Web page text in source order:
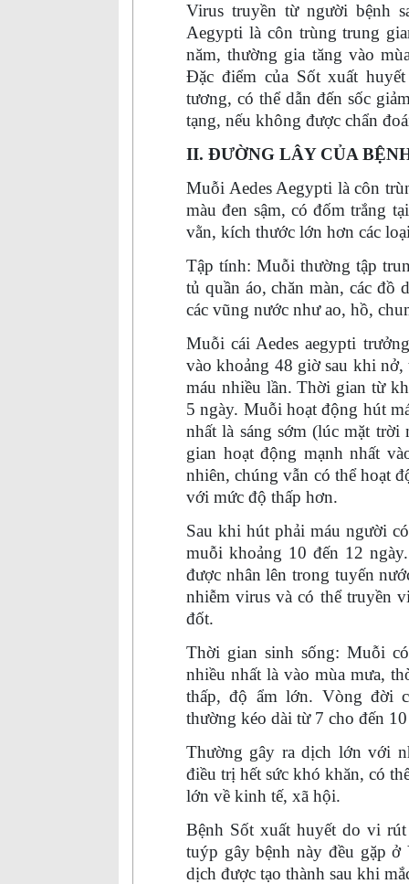
Virus truyền từ người bệnh
Aegypti là côn trùng trung
năm, thường gia tăng vào
Đặc điểm của Sốt xuất
tương, có thể dẫn đến sốc
tạng, nếu không được chẩn
II. ĐƯỜNG LÂY CỦA
Muỗi Aedes Aegypti là côn
màu đen sậm, có đốm trắng
vằn, kích thước lớn hơn các
Tập tính: Muỗi thường tập
tủ quần áo, chăn màn, các đồ
các vũng nước như ao, hồ,
Muỗi cái Aedes aegypti
vào khoảng 48 giờ sau khi
máu nhiều lần. Thời gian từ
5 ngày. Muỗi hoạt động hút
nhất là sáng sớm (lúc mặt
gian hoạt động mạnh nhất
nhiên, chúng vẫn có thể hoạt
với mức độ thấp hơn.
Sau khi hút phải máu người
muỗi khoảng 10 đến 12
được nhân lên trong tuyến
nhiễm virus và có thể truyền
đốt.
Thời gian sinh sống: Muỗi
nhiều nhất là vào mùa mưa,
thấp, độ ẩm lớn. Vòng đời
thường kéo dài từ 7 cho đến
Thường gây ra dịch lớn với
điều trị hết sức khó khăn, có
lớn về kinh tế, xã hội.
Bệnh Sốt xuất huyết do vi
tuýp gây bệnh này đều gặp
dịch được tạo thành sau khi